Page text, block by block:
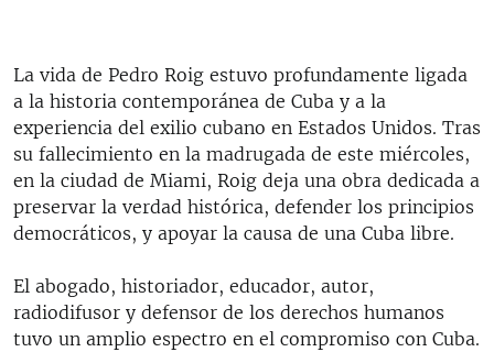
La vida de Pedro Roig estuvo profundamente ligada
a la historia contemporánea de Cuba y a la
experiencia del exilio cubano en Estados Unidos. Tras
su fallecimiento en la madrugada de este miércoles,
en la ciudad de Miami, Roig deja una obra dedicada a
preservar la verdad histórica, defender los principios
democráticos, y apoyar la causa de una Cuba libre.
El abogado, historiador, educador, autor,
radiodifusor y defensor de los derechos humanos
tuvo un amplio espectro en el compromiso con Cuba.